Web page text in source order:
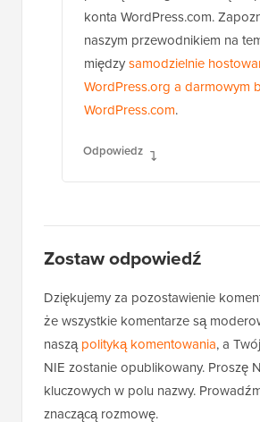
witryny, na których próbujesz
proszą o zalogowanie się za
konta WordPress.com.
naszym przewodnikiem na
międzysamodzielnie
WordPress.com
Zostaw odpowiedź
Dziękujemy za pozostawienie
że wszystkie komentarze są
nasząpolityką komentowania, a
NIE zostanie opublikowany. Proszę